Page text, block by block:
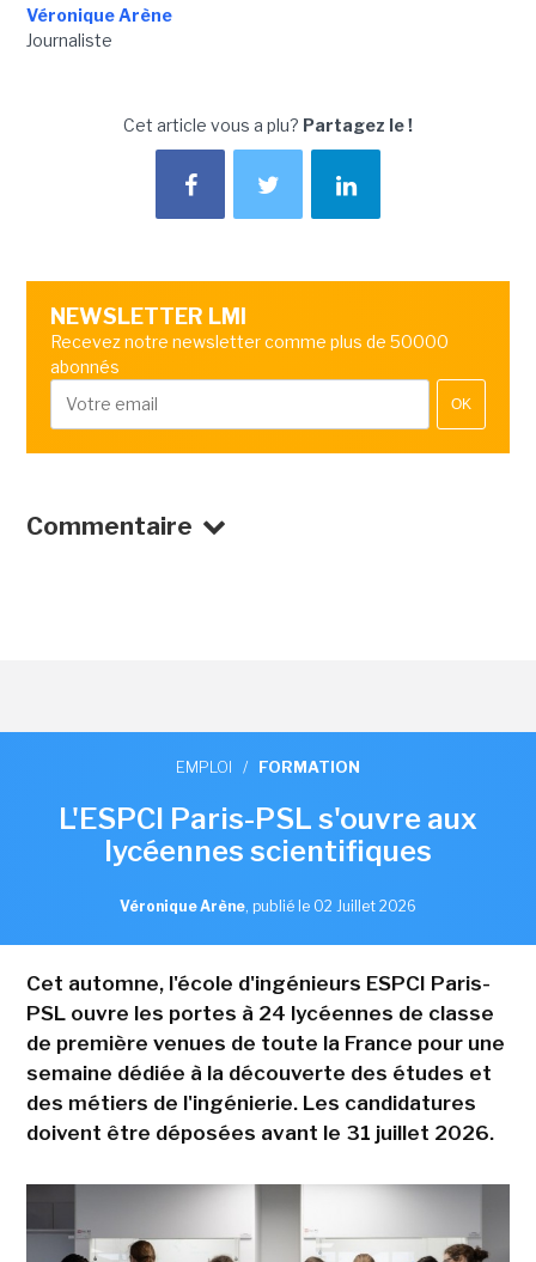
Véronique Arène
Journaliste
Cet article vous a plu? Partagez le !
NEWSLETTER LMI
Recevez notre newsletter comme plus de 50000
abonnés
OK
Commentaire
EMPLOI / FORMATION
L'ESPCI Paris-PSL s'ouvre aux
lycéennes scientifiques
Véronique Arène, publié le 02 Juillet 2026
Cet automne, l'école d'ingénieurs ESPCI Paris-
PSL ouvre les portes à 24 lycéennes de classe
de première venues de toute la France pour une
semaine dédiée à la découverte des études et
des métiers de l'ingénierie. Les candidatures
doivent être déposées avant le 31 juillet 2026.